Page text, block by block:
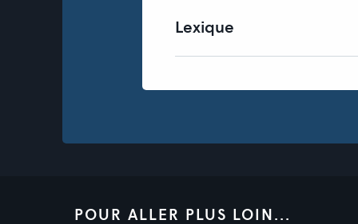
Lexique
POUR ALLER PLUS LOIN...